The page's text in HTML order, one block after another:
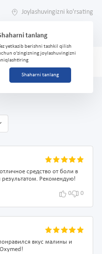
Joylashuvingizni ko'rsating
tanlang
yetkazib berishni tashkil qilish
o'zingizning joylashuvingizni
Shaharni tanlang
Adjisept malina
средство от боли в
результатом. Рекомендую!
0 0
вкус малины и